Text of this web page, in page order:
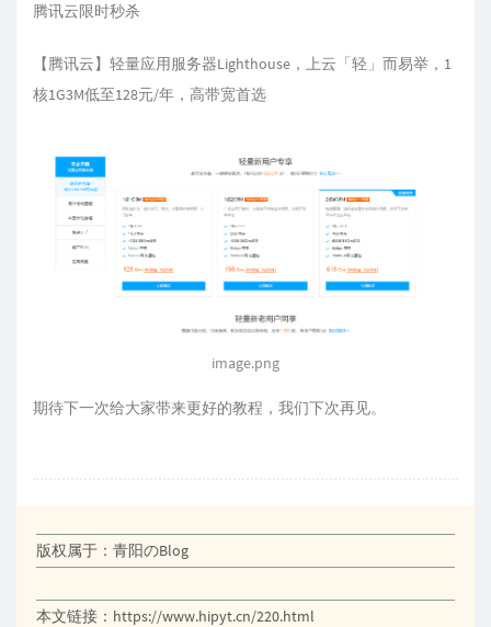
腾讯云限时秒杀
【腾讯云】轻量应用服务器Lighthouse，上云「轻」而易举，1
核1G3M低至128元/年，高带宽首选
image.png
期待下一次给大家带来更好的教程，我们下次再见。
版权属于：青阳のBlog
本文链接： https://www.hipyt.cn/220.html